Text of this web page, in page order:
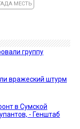
МЕСТЬ
группу
вражеский штурм
в Сумской
- Генштаб